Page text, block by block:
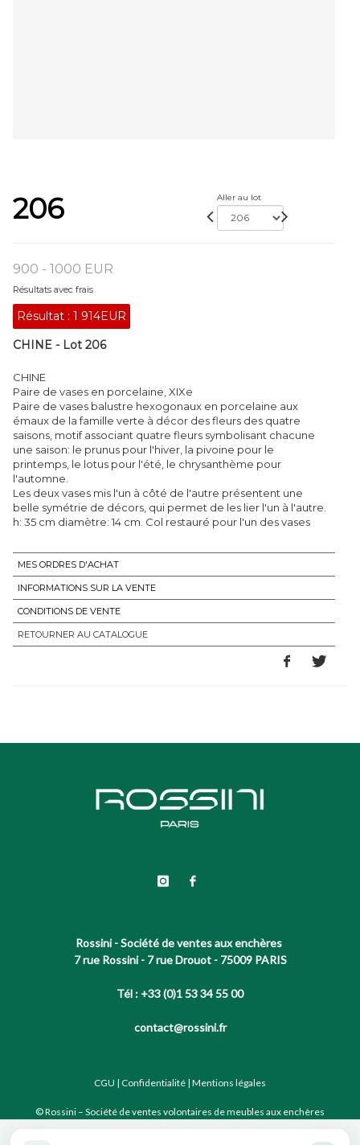
206 Aller au lot
900 - 1000 EUR
Résultats avec frais
Résultat : 1 914EUR
CHINE - Lot 206
CHINE
Paire de vases en porcelaine, XIXe
Paire de vases balustre hexogonaux en porcelaine aux
émaux de la famille verte à décor des fleurs des quatre
saisons, motif associant quatre fleurs symbolisant chacune
une saison: le prunus pour l'hiver, la pivoine pour le
printemps, le lotus pour l'été, le chrysanthème pour
l'automne.
Les deux vases mis l'un à côté de l'autre présentent une
belle symétrie de décors, qui permet de les lier l'un à l'autre.
h: 35 cm diamètre: 14 cm. Col restauré pour l'un des vases
MES ORDRES D'ACHAT
INFORMATIONS SUR LA VENTE
CONDITIONS DE VENTE
RETOURNER AU CATALOGUE
Rossini - Société de ventes aux enchères
7 rue Rossini - 7 rue Drouot - 75009 PARIS
Tél : +33 (0)1 53 34 55 00
contact@rossini.fr
CGU | Confidentialité | Mentions légales
© Rossini – Société de ventes volontaires de meubles aux enchères